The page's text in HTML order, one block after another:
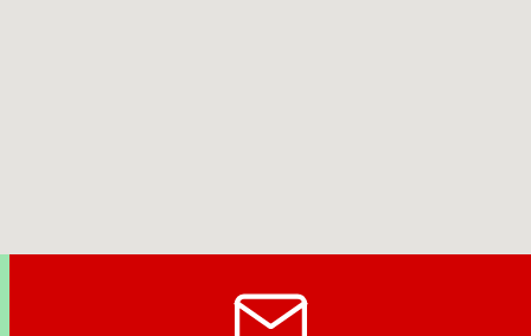
Abrir no Google Maps